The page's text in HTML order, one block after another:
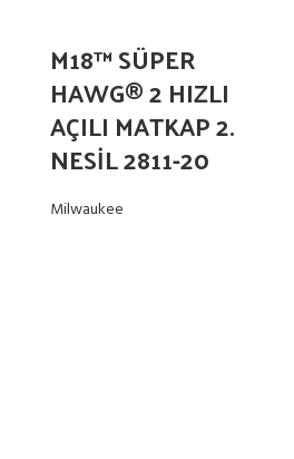
M18™ SÜPER
HAWG® 2 HIZLI
AÇILI MATKAP 2.
NESİL 2811-20
Milwaukee